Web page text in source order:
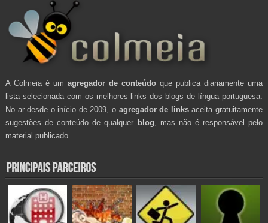
A Colmeia é um agregador de conteúdo que publica diariamente uma
lista selecionada com os melhores links dos blogs de língua portuguesa.
No ar desde o início de 2009, o agregador de linksaceita gratuitamente
sugestões de conteúdo de qualquer blog , mas não é responsável pelo
material publicado.